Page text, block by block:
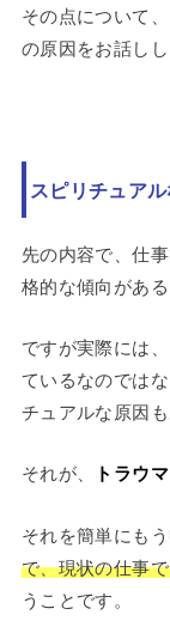
その点について
の原因をお話しし
スピリチュア
先の内容で、仕
格的な傾向があ
ですが実際には
ているなのでは
チュアルな原因も
それが、 トラウ
それを簡単にも
で、現状の仕事
うことです。